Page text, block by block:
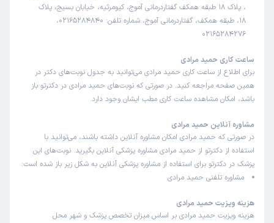
، پلاک 18 طبقه همکف گفتاردرمانی آموج، کیومرثیه، خیابان بسیج، پلاک
18، طبقه همکف، گفتاردرمانی آموج، شماره تلفن: 02165284840،
02165284276
ساعت کاری حمید مرادی
برای اطلاع از ساعت کاری حمید مرادی می‌توانید به جدول نوبت‌های دکتر در
همین صفحه مراجعه کنید. در صورتی که نوبت‌های حمید مرادی در دکترتو باز
باشد، امکان مشاهده ساعت کاری مطب ایشان وجود دارد.
مشاوره آنلاین حمید مرادی
در صورتی که حمید مرادی امکان مشاوره آنلاین داشته باشند، می‌توانید با
استفاده از دکترتو از حمید مرادی مشاوره پزشکی آنلاین بگیرید. نوبت‌های این
پزشک در دکترتو برای استفاده از مشاوره پزشکی آنلاین به شکل زیر باز شده است:
مشاوره تلفنی حمید مرادی
هزینه ویزیت حمید مرادی
هزینه ویزیت حمید مرادی بر اساس میزان تخصص پزشک و شهر محل